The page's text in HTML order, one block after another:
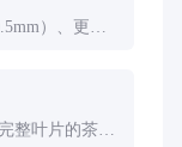
）、更精
整叶片的茶，